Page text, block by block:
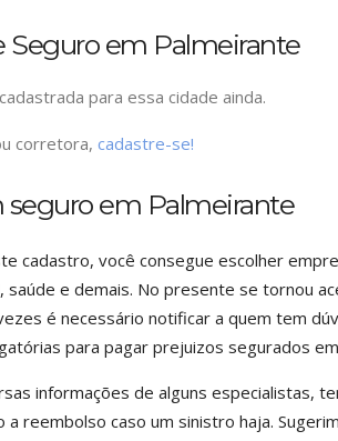
Seguro em Palmeirante
para essa cidade ainda.
corretora, cadastre-se!
seguro em Palmeirante
cadastro, você consegue escolher
saúde e demais. No presente se tornou
é necessário notificar a quem tem
para pagar prejuizos segurados
informações de alguns especialistas,
reembolso caso um sinistro haja.